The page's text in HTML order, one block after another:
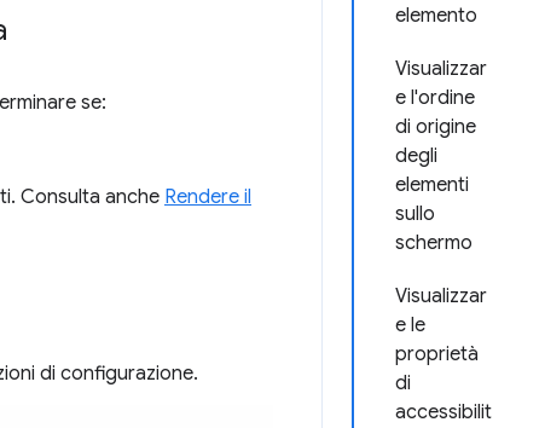
elemento
Visualizzar
e l'ordine
di origine
degli
elementi
sullo
schermo
Visualizzar
e le
proprietà
di
accessibilit
se:
Consulta anche Rendere il
di configurazione.